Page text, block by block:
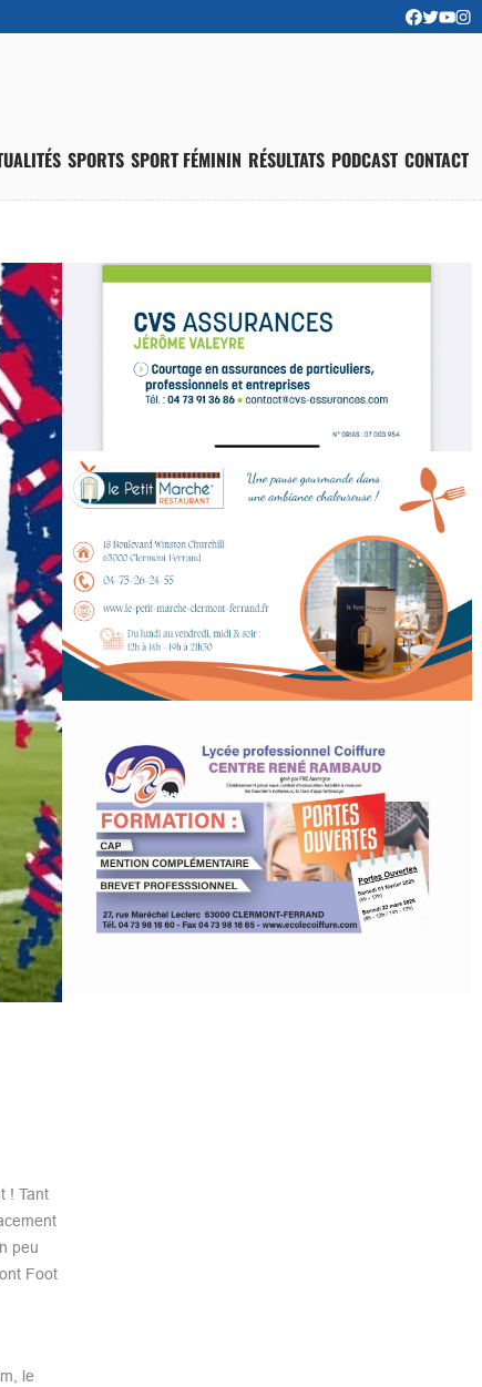
SPORTS SPORT FÉMININ RÉSULTATS PODCAST CONTACT
! Tant
peu
Foot
le